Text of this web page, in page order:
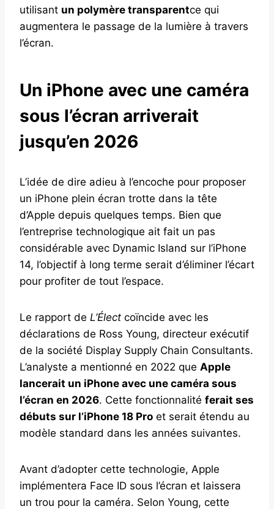
utilisant un polymère transparentce qui
augmentera le passage de la lumière à travers
l’écran.
Un iPhone avec une caméra
sous l’écran arriverait
jusqu’en 2026
L’idée de dire adieu à l’encoche pour proposer
un iPhone plein écran trotte dans la tête
d’Apple depuis quelques temps. Bien que
l’entreprise technologique ait fait un pas
considérable avec Dynamic Island sur l’iPhone
14, l’objectif à long terme serait d’éliminer l’écart
pour profiter de tout l’espace.
Le rapport de L’Élect coïncide avec les
déclarations de Ross Young, directeur exécutif
de la société Display Supply Chain Consultants.
L’analyste a mentionné en 2022 que Apple
lancerait un iPhone avec une caméra sous
l’écran en 2026. Cette fonctionnalité ferait ses
débuts sur l’iPhone 18 Pro et serait étendu au
modèle standard dans les années suivantes.
Avant d’adopter cette technologie, Apple
implémentera Face ID sous l’écran et laissera
un trou pour la caméra. Selon Young, cette